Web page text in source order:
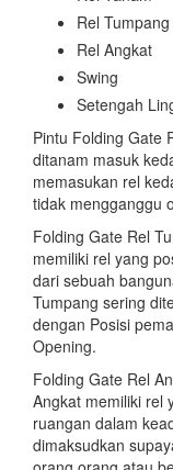
Rel Tumpang
Rel Angkat
Swing
Setengah
Pintu Folding Gate
ditanam masuk
memasukan rel
tidak mengganggu
Folding Gate Rel
memiliki rel yang
dari sebuah
Tumpang sering
dengan Posisi
Opening.
Folding Gate Rel
Angkat memiliki rel
ruangan dalam
dimaksudkan